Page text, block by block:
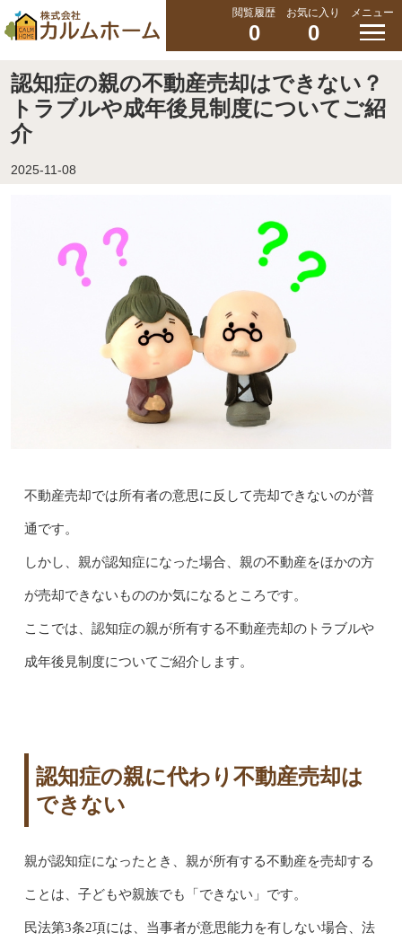
閲覧履歴
0
お気に入り
0
メニュー
認知症の親の不動産売却はできない？
トラブルや成年後見制度についてご紹
介
2025-11-08
不動産売却では所有者の意思に反して売却できないのが普
通です。
しかし、親が認知症になった場合、親の不動産をほかの方
が売却できないもののか気になるところです。
ここでは、認知症の親が所有する不動産売却のトラブルや
成年後見制度についてご紹介します。
認知症の親に代わり不動産売却は
できない
親が認知症になったとき、親が所有する不動産を売却する
ことは、子どもや親族でも「できない」です。
民法第3条2項には、当事者が意思能力を有しない場合、法